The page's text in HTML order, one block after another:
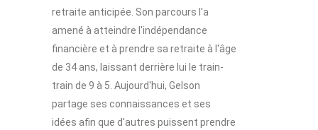
retraite anticipée. Son parcours l'a
amené à atteindre l'indépendance
financière et à prendre sa retraite à l'âge
de 34 ans, laissant derrière lui le train-
train de 9 à 5. Aujourd'hui, Gelson
partage ses connaissances et ses
idées afin que d'autres puissent prendre